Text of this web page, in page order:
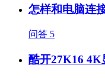
怎样和电脑连
问答 5
酷开27K16 4K